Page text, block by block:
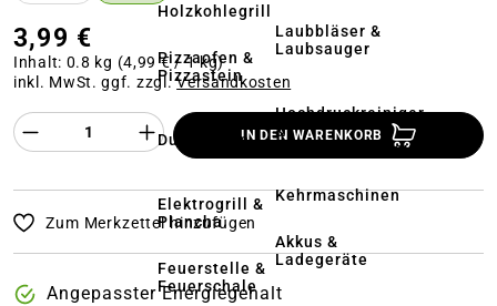
Holzkohlegrill
Pizzaofen &
Pizzastein
Dutch Oven
Elektrogrill &
Plancha
Feuerstelle &
Feuerschale
Laubbläser &
Laubsauger
Hochdruckreiniger
&
Terrassenreinigung
Kehrmaschinen
Akkus &
Ladegeräte
3,99 €
Inhalt: 0.8 kg (4,99 € / 1 kg)
inkl. MwSt. ggf. zzgl.Versandkosten
Produkt Anzahl des Produktes
IN DEN WARENKORB
Zum Merkzettel hinzufügen
Angepasster Energiegehalt